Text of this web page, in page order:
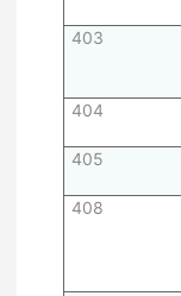
403
404
405
408